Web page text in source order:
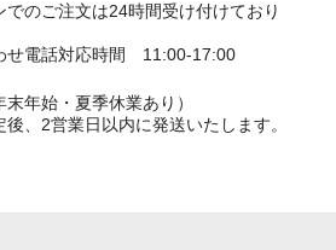
でのご注文は24時間受け付けており
せ電話対応時間 11:00-17:00
末年始・夏季休業あり）
後、2営業日以内に発送いたします。